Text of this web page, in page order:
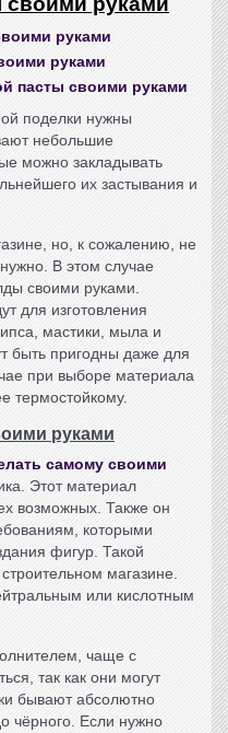
руками
руками
пасты своими руками
поделки нужны
небольшие
можно закладывать
их застывания и
но, к сожалению, не
В этом случае
своими руками
для изготовления
мастики, мыла и
быть пригодны даже для
при выборе материала
термостойкому.
руками
самому своими
Этот материал
возможных. Также он
которыми
фигур. Такой
магазине.
или кислотным
чаще с
так как они могут
бывают абсолютно
чёрного. Если нужно